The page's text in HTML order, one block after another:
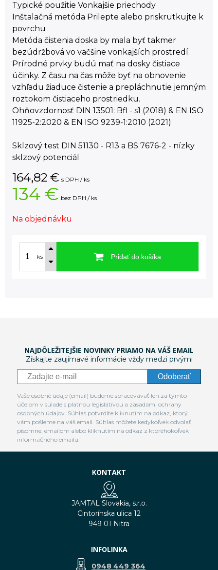
Typické použitie Vonkajšie priechody
Inštalačná metóda Prilepte alebo priskrutkujte k
povrchu
Metóda čistenia doska by mala byť takmer
bezúdržbová vo väčšine vonkajších prostredí.
Prírodné prvky budú mať na dosky čistiace
účinky. Z času na čas môže byť na obnovenie
vzhľadu žiaduce čistenie a prepláchnutie jemným
roztokom čistiaceho prostriedku.
Ohňovzdornosť DIN 13501: Bfl - s1 (2018) & EN ISO
11925-2:2020 & EN ISO 9239-1:2010 (2021)
Sklzový test DIN 51130 - R13 a BS 7676-2 - nízky
sklzový potenciál
164,82 € s DPH / ks
134 € bez DPH / ks
Na objednávku
ks Pridať do košíka
NAJDÔLEŽITEJŠIE NOVINKY PRIAMO NA VÁŠ EMAIL
Získajte zaujímavé informácie vždy medzi prvými
Odoberať
Vaše osobné údaje (email) budeme spracovávať len za týmto
účelom v súlade s platnou legislatívou a zásadami ochrany
osobných údajov. Súhlas potvrdíte kliknutím na odkaz, ktorý
vám pošleme na váš email. Súhlas môžete kedykoľvek odvolať
písomne, emailom alebo kliknutím na odkaz z ktoréhokoľvek
informačného emailu.
KONTAKT
JAMTAL Slovakia, s.r.o.
Cintorínska ulica 12
949 01 Nitra
INFOLINKA
0948 449 364